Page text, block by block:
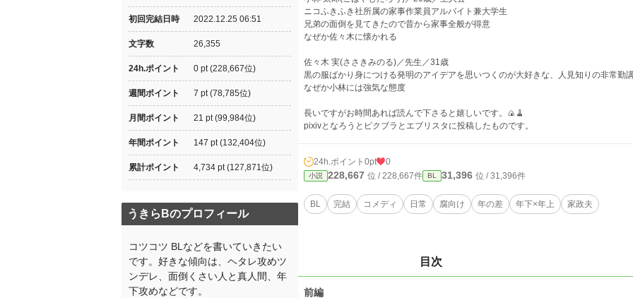
ニコふきふき社所属の家事作業員アルバイト兼大学生
兄弟の面倒を見てきたので昔から家事全般が得意
なぜか佐々木に懐かれる
佐々木 実(ささきみのる)／先生／31歳
黒の服ばかり身につける発明のアイデアを思いつくのが大好きな、人見知りの非常勤
なぜか小林には強気な態度
長いですがお時間あれば読んで下さると嬉しいです。🍙🧹
pixivとなろうとピクブラとエブリスタに投稿したものです。
24h.ポイント 0pt 0
小説 228,667 位 / 228,667件 BL 31,396 位 / 31,396件
BL 完結 コメディ 日常 腐向け 年の差 年下×年上 家政夫
目次
前編
初回完結日時 2022.12.25 06:51
文字数 26,355
24h.ポイント 0 pt (228,667位)
週間ポイント 7 pt (78,785位)
月間ポイント 21 pt (99,984位)
年間ポイント 147 pt (132,404位)
累計ポイント 4,734 pt (127,871位)
うきらBのプロフィール
コツコツ BLなどを書いていきたい
です。好きな傾向は、ヘタレ攻めツ
ンデレ、面倒くさい人と真人間、年
下攻めなどです。